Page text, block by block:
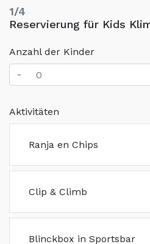
1/4
Reservierung für Kids
Anzahl der Kinder
-
Aktivitäten
Ranja en Chips
Clip & Climb
Blinckbox in Sportsbar